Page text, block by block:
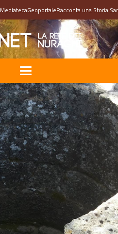
MediatecaGeoportaleRacconta una Storia